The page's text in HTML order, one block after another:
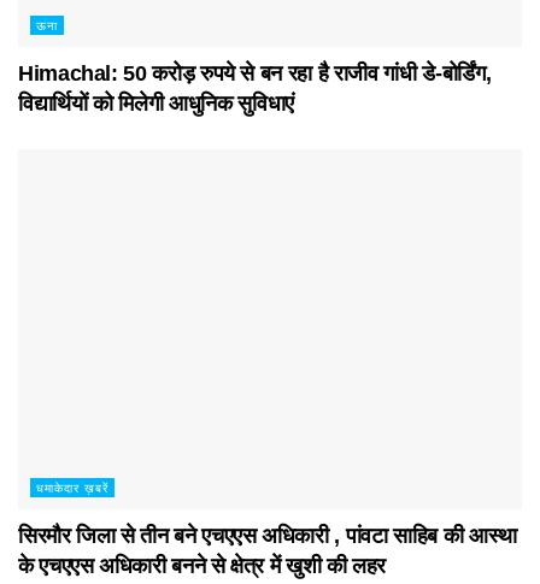
ऊना
Himachal: 50 करोड़ रुपये से बन रहा है राजीव गांधी डे-बोर्डिंग,
विद्यार्थियों को मिलेगी आधुनिक सुविधाएं
धमाकेदार ख़बरें
सिरमौर जिला से तीन बने एचएएस अधिकारी , पांवटा साहिब की आस्था
के एचएएस अधिकारी बनने से क्षेत्र में खुशी की लहर